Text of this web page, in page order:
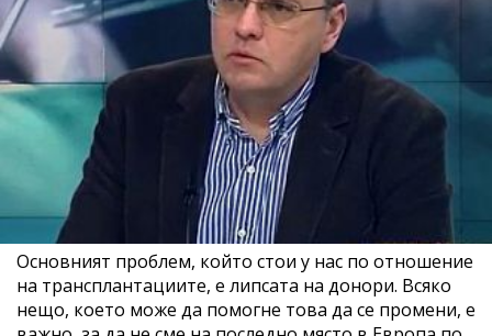
Основният проблем, който стои у нас по отношение
на трансплантациите, е липсата на донори. Всяко
нещо, което може да помогне това да се промени, е